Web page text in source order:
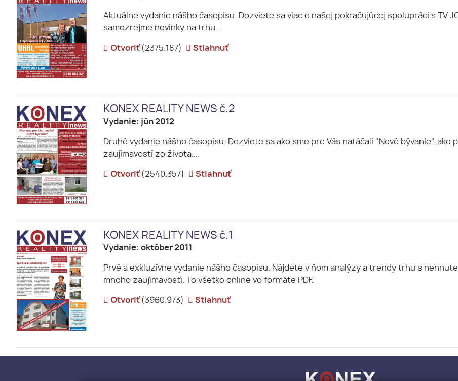
Aktuálne vydanie nášho časopisu. Dozviete sa viac o našej pokračujúcej spolupráci s TV
samozrejme novinky na trhu...
Otvoriť (2375.187) Stiahnuť
KONEX REALITY NEWS č.2
Vydanie: jún 2012
Druhé vydanie nášho časopisu. Dozviete sa ako sme pre Vás natáčali "Nové bývanie",
zaujímavostí zo života...
Otvoriť (2540.357) Stiahnuť
KONEX REALITY NEWS č.1
Vydanie: október 2011
Prvé a exkluzívne vydanie nášho časopisu. Nájdete v ňom analýzy a trendy trhu s
mnoho zaujímavostí. To všetko online vo formáte PDF.
Otvoriť (3960.973) Stiahnuť